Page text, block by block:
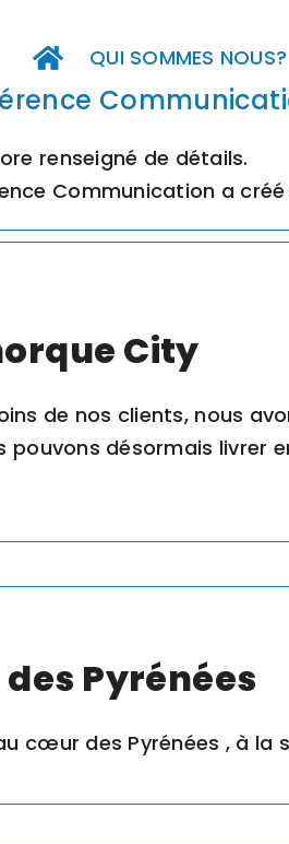
QUI SOMMES NOUS?
renseigné de détails.
Communication a
City
de nos clients, nous
pouvons désormais
Pyrénées
cœur des Pyrénées , à